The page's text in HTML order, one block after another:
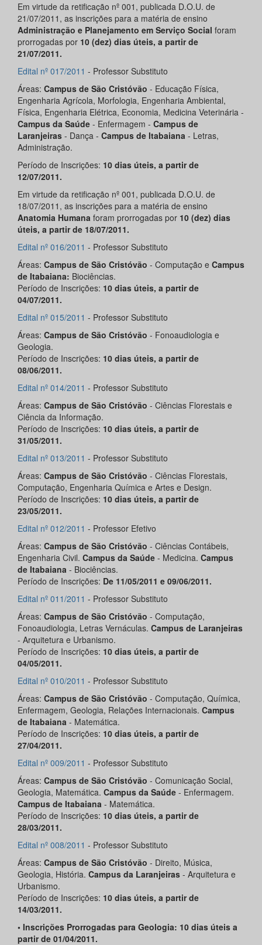
Em virtude da retificação nº 001, publicada D.O.U. de
21/07/2011, as inscrições para a matéria de ensino
Administração e Planejamento em Serviço Social foram
prorrogadas por 10 (dez) dias úteis, a partir de
21/07/2011.
Edital nº 017/2011 - Professor Substituto
Áreas: Campus de São Cristóvão - Educação Física,
Engenharia Agrícola, Morfologia, Engenharia Ambiental,
Física, Engenharia Elétrica, Economia, Medicina Veterinária -
Campus da Saúde - Enfermagem - Campus de
Laranjeiras - Dança - Campus de Itabaiana - Letras,
Administração.
Período de Inscrições: 10 dias úteis, a partir de
12/07/2011.
Em virtude da retificação nº 001, publicada D.O.U. de
18/07/2011, as inscrições para a matéria de ensino
Anatomia Humana foram prorrogadas por 10 (dez) dias
úteis, a partir de 18/07/2011.
Edital nº 016/2011 - Professor Substituto
Áreas: Campus de São Cristóvão - Computação e Campus
de Itabaiana: Biociências.
Período de Inscrições: 10 dias úteis, a partir de
04/07/2011.
Edital nº 015/2011 - Professor Substituto
Áreas: Campus de São Cristóvão - Fonoaudiologia e
Geologia.
Período de Inscrições: 10 dias úteis, a partir de
08/06/2011.
Edital nº 014/2011 - Professor Substituto
Áreas: Campus de São Cristóvão - Ciências Florestais e
Ciência da Informação.
Período de Inscrições: 10 dias úteis, a partir de
31/05/2011.
Edital nº 013/2011 - Professor Substituto
Áreas: Campus de São Cristóvão - Ciências Florestais,
Computação, Engenharia Química e Artes e Design.
Período de Inscrições: 10 dias úteis, a partir de
23/05/2011.
Edital nº 012/2011 - Professor Efetivo
Áreas: Campus de São Cristóvão - Ciências Contábeis,
Engenharia Civil. Campus da Saúde - Medicina. Campus
de Itabaiana - Biociências.
Período de Inscrições: De 11/05/2011 e 09/06/2011.
Edital nº 011/2011 - Professor Substituto
Áreas: Campus de São Cristóvão - Computação,
Fonoaudiologia, Letras Vernáculas. Campus de Laranjeiras
- Arquitetura e Urbanismo.
Período de Inscrições: 10 dias úteis, a partir de
04/05/2011.
Edital nº 010/2011 - Professor Substituto
Áreas: Campus de São Cristóvão - Computação, Química,
Enfermagem, Geologia, Relações Internacionais. Campus
de Itabaiana - Matemática.
Período de Inscrições: 10 dias úteis, a partir de
27/04/2011.
Edital nº 009/2011 - Professor Substituto
Áreas: Campus de São Cristóvão - Comunicação Social,
Geologia, Matemática. Campus da Saúde - Enfermagem.
Campus de Itabaiana - Matemática.
Período de Inscrições: 10 dias úteis, a partir de
28/03/2011.
Edital nº 008/2011 - Professor Substituto
Áreas: Campus de São Cristóvão - Direito, Música,
Geologia, História. Campus da Laranjeiras - Arquitetura e
Urbanismo.
Período de Inscrições: 10 dias úteis, a partir de
14/03/2011.
• Inscrições Prorrogadas para Geologia: 10 dias úteis a
partir de 01/04/2011.